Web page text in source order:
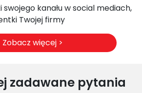
swojego kanału w social mediach,
Twojej firmy
Zobacz więcej >
zadawane pytania